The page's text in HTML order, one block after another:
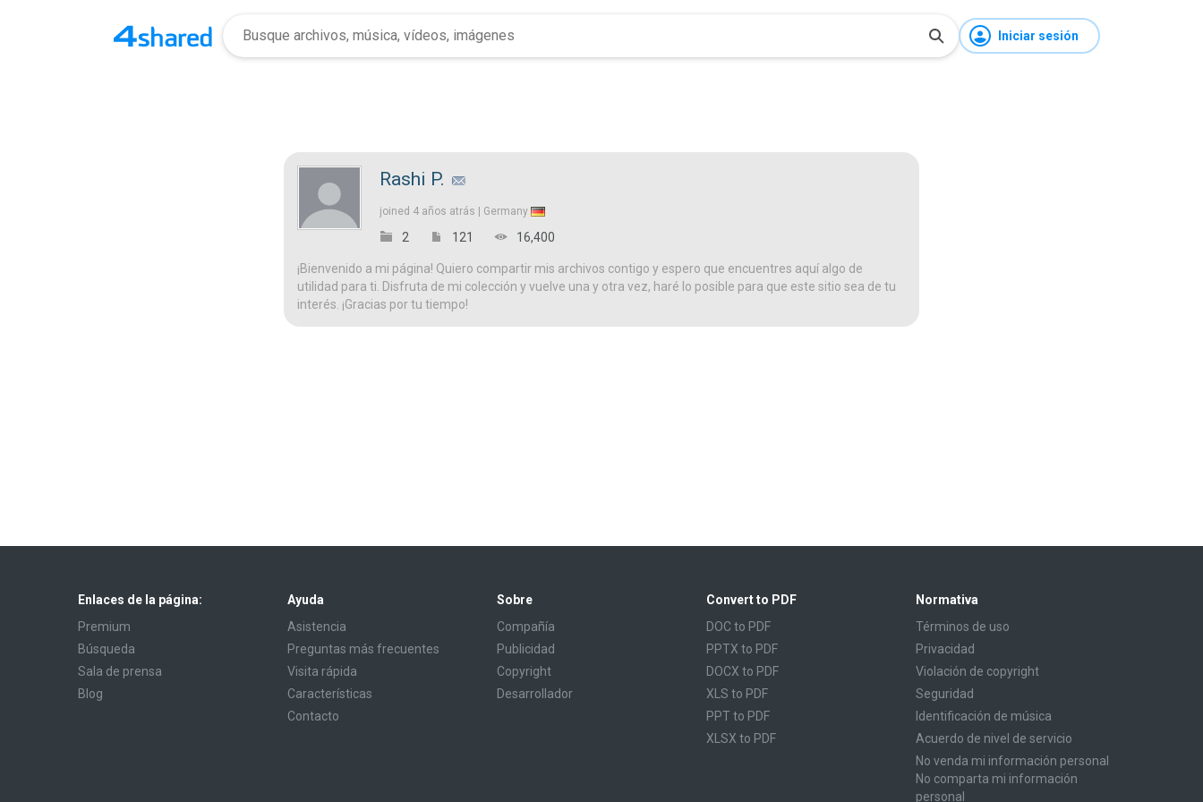
Iniciar sesión
Rashi P.
joined 4 años atrás | Germany
2 121 16,400
¡Bienvenido a mi página! Quiero compartir mis archivos contigo y espero que encuentres aquí algo de
utilidad para ti. Disfruta de mi colección y vuelve una y otra vez, haré lo posible para que este sitio sea de tu
interés. ¡Gracias por tu tiempo!
Enlaces de la página:
Premium
Búsqueda
Sala de prensa
Blog
Ayuda
Asistencia
Preguntas más frecuentes
Visita rápida
Características
Contacto
Sobre
Compañía
Publicidad
Copyright
Desarrollador
Convert to PDF
DOC to PDF
PPTX to PDF
DOCX to PDF
XLS to PDF
PPT to PDF
XLSX to PDF
Normativa
Términos de uso
Privacidad
Violación de copyright
Seguridad
Identificación de música
Acuerdo de nivel de servicio
No venda mi información personal
No comparta mi información
personal